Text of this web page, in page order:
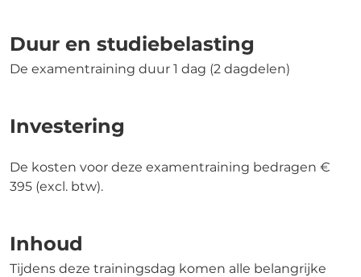
Duur en studiebelasting
De examentraining duur 1 dag (2 dagdelen)
Investering
De kosten voor deze examentraining bedragen €
395 (excl. btw).
Inhoud
Tijdens deze trainingsdag komen alle belangrijke